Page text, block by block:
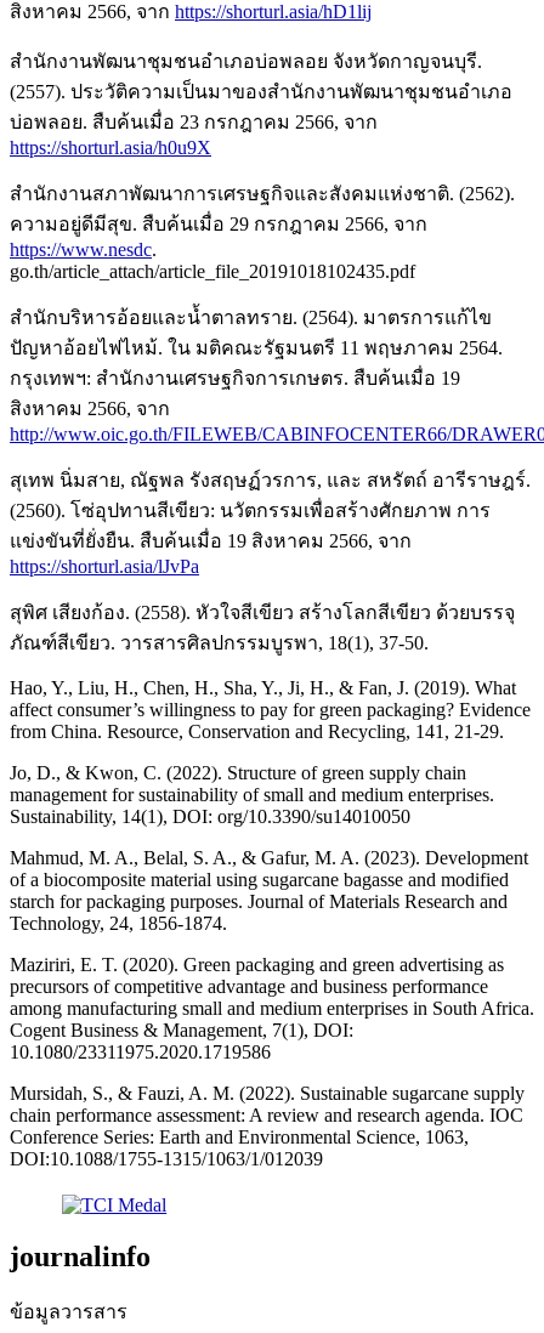
สิงหาคม 2566, จาก https://shorturl.asia/hD1lij
สำนักงานพัฒนาชุมชนอำเภอบ่อพลอย จังหวัดกาญจนบุรี.
(2557). ประวัติความเป็นมาของสำนักงานพัฒนาชุมชนอำเภอ
บ่อพลอย. สืบค้นเมื่อ 23 กรกฎาคม 2566, จาก
https://shorturl.asia/h0u9X
สำนักงานสภาพัฒนาการเศรษฐกิจและสังคมแห่งชาติ. (2562).
ความอยู่ดีมีสุข. สืบค้นเมื่อ 29 กรกฎาคม 2566, จาก
https://www.nesdc.
go.th/article_attach/article_file_20191018102435.pdf
สำนักบริหารอ้อยและน้ำตาลทราย. (2564). มาตรการแก้ไข
ปัญหาอ้อยไฟไหม้. ใน มติคณะรัฐมนตรี 11 พฤษภาคม 2564.
กรุงเทพฯ: สำนักงานเศรษฐกิจการเกษตร. สืบค้นเมื่อ 19
สิงหาคม 2566, จาก
http://www.oic.go.th/FILEWEB/CABINFOCENTER66/
สุเทพ นิ่มสาย, ณัฐพล รังสฤษฏ์วรการ, และ สหรัตถ์ อารีราษฎร์.
(2560). โซ่อุปทานสีเขียว: นวัตกรรมเพื่อสร้างศักยภาพ การ
แข่งขันที่ยั่งยืน. สืบค้นเมื่อ 19 สิงหาคม 2566, จาก
https://shorturl.asia/lJvPa
สุพิศ เสียงก้อง. (2558). หัวใจสีเขียว สร้างโลกสีเขียว ด้วยบรรจุ
ภัณฑ์สีเขียว. วารสารศิลปกรรมบูรพา, 18(1), 37-50.
Hao, Y., Liu, H., Chen, H., Sha, Y., Ji, H., & Fan, J. (2019). What
affect consumer’s willingness to pay for green packaging? Evidence
from China. Resource, Conservation and Recycling, 141, 21-29.
Jo, D., & Kwon, C. (2022). Structure of green supply chain
management for sustainability of small and medium enterprises.
Sustainability, 14(1), DOI: org/10.3390/su14010050
Mahmud, M. A., Belal, S. A., & Gafur, M. A. (2023). Development
of a biocomposite material using sugarcane bagasse and modified
starch for packaging purposes. Journal of Materials Research and
Technology, 24, 1856-1874.
Maziriri, E. T. (2020). Green packaging and green advertising as
precursors of competitive advantage and business performance
among manufacturing small and medium enterprises in South Africa.
Cogent Business & Management, 7(1), DOI:
10.1080/23311975.2020.1719586
Mursidah, S., & Fauzi, A. M. (2022). Sustainable sugarcane supply
chain performance assessment: A review and research agenda. IOC
Conference Series: Earth and Environmental Science, 1063,
DOI:10.1088/1755-1315/1063/1/012039
journalinfo
ข้อมูลวารสาร